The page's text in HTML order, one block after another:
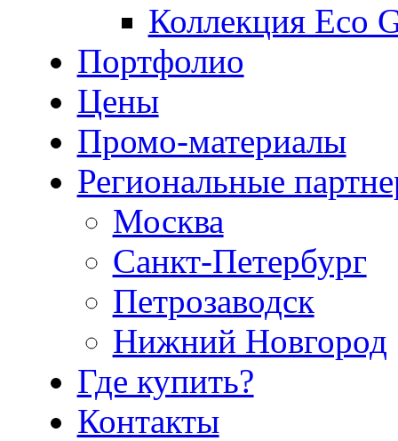
Коллекция Eco
Портфолио
Цены
Промо-материалы
Региональные
Москва
Санкт-Петербург
Петрозаводск
Нижний Новгород
Где купить?
Контакты